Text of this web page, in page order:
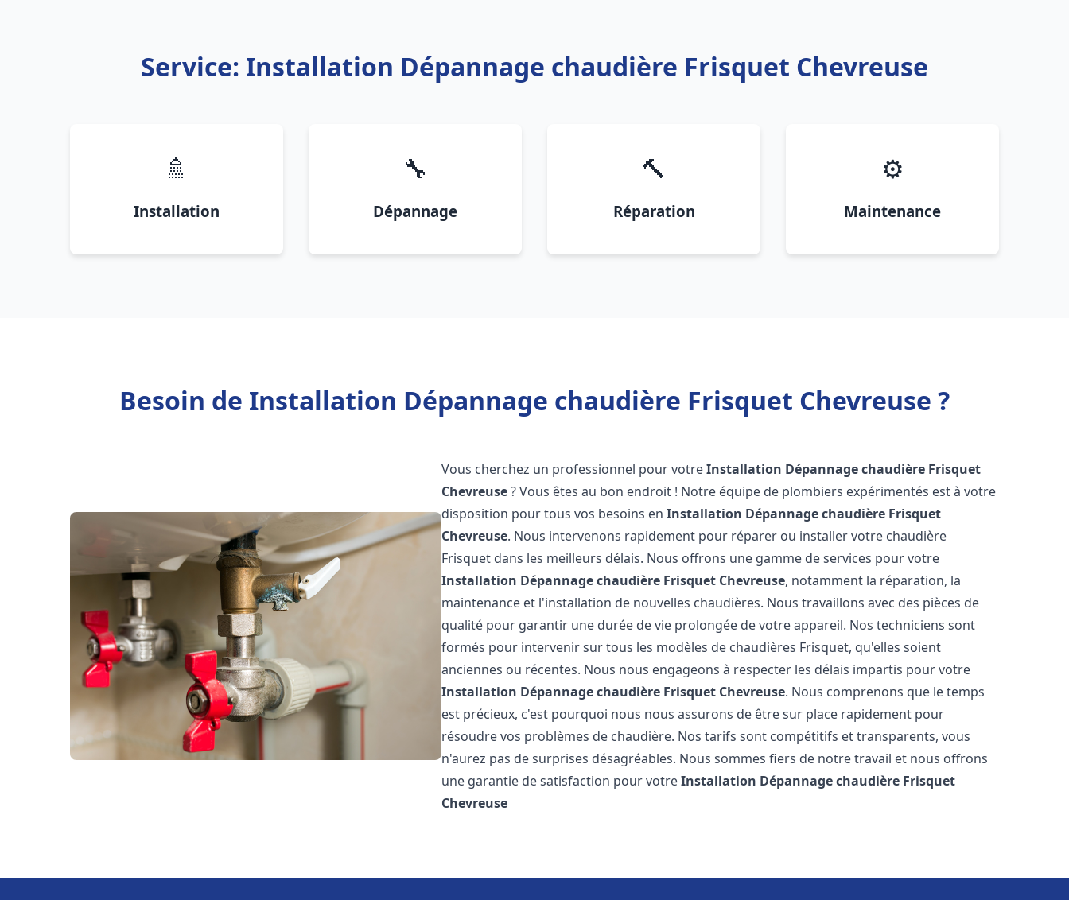
Service: Installation Dépannage chaudière Frisquet Chevreuse
🚿
Installation
🔧
Dépannage
🔨
Réparation
⚙️
Maintenance
Besoin de Installation Dépannage chaudière Frisquet Chevreuse ?
Vous cherchez un professionnel pour votreInstallation Dépannage chaudière Frisquet
Chevreuse? Vous êtes au bon endroit ! Notre équipe de plombiers expérimentés est à votre
disposition pour tous vos besoins enInstallation Dépannage chaudière Frisquet
Chevreuse. Nous intervenons rapidement pour réparer ou installer votre chaudière
Frisquet dans les meilleurs délais. Nous offrons une gamme de services pour votre
Installation Dépannage chaudière Frisquet Chevreuse, notamment la réparation, la
maintenance et l'installation de nouvelles chaudières. Nous travaillons avec des pièces de
qualité pour garantir une durée de vie prolongée de votre appareil. Nos techniciens sont
formés pour intervenir sur tous les modèles de chaudières Frisquet, qu'elles soient
anciennes ou récentes. Nous nous engageons à respecter les délais impartis pour votre
Installation Dépannage chaudière Frisquet Chevreuse. Nous comprenons que le temps
est précieux, c'est pourquoi nous nous assurons de être sur place rapidement pour
résoudre vos problèmes de chaudière. Nos tarifs sont compétitifs et transparents, vous
n'aurez pas de surprises désagréables. Nous sommes fiers de notre travail et nous offrons
une garantie de satisfaction pour votreInstallation Dépannage chaudière Frisquet
Chevreuse